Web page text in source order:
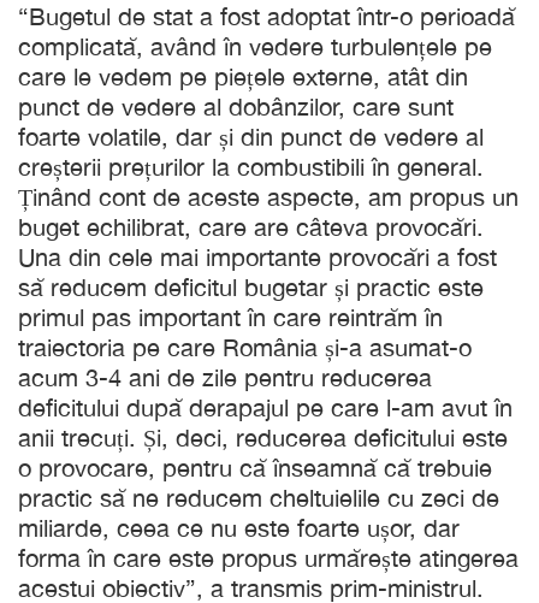
“Bugetul de stat a fost adoptat într-o perioadă
complicată, având în vedere turbulențele pe
care le vedem pe piețele externe, atât din
punct de vedere al dobânzilor, care sunt
foarte volatile, dar și din punct de vedere al
creșterii prețurilor la combustibili în general.
Ținând cont de aceste aspecte, am propus un
buget echilibrat, care are câteva provocări.
Una din cele mai importante provocări a fost
să reducem deficitul bugetar și practic este
primul pas important în care reintrăm în
traiectoria pe care România și-a asumat-o
acum 3-4 ani de zile pentru reducerea
deficitului după derapajul pe care l-am avut în
anii trecuți. Și, deci, reducerea deficitului este
o provocare, pentru că înseamnă că trebuie
practic să ne reducem cheltuielile cu zeci de
miliarde, ceea ce nu este foarte ușor, dar
forma în care este propus urmărește atingerea
acestui obiectiv”, a transmis prim-ministrul.